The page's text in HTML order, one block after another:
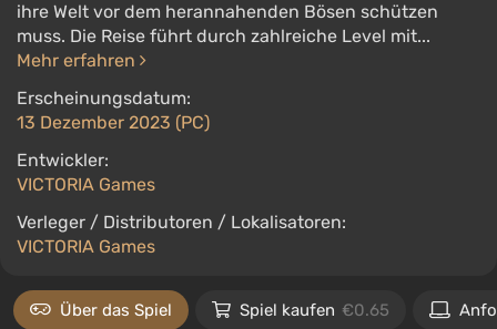
ihre Welt vor dem herannahenden Bösen schützen
muss. Die Reise führt durch zahlreiche Level mit...
Mehr erfahren
Erscheinungsdatum:
13 Dezember 2023 (PC)
Entwickler:
VICTORIA Games
Verleger / Distributoren / Lokalisatoren:
VICTORIA Games
Über das Spiel Spiel kaufen €0.65